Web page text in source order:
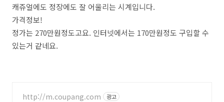
캐쥬얼에도 정장에도 잘 어울리는 시계입니다.
가격정보!
정가는 270만원정도고요. 인터넷에서는 170만원정도 구입할 수
있는거 같네요.
http://m.coupang.com 광고